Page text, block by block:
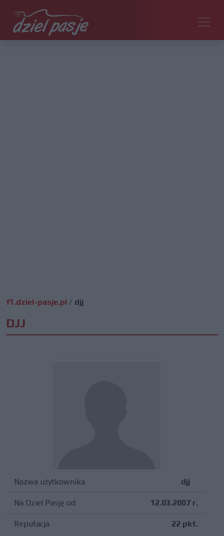
f1.dziel-pasje.pl / djj
DJJ
Nazwa użytkownika djj
Na Dziel Pasję od 12.03.2007 r.
Reputacja 22 pkt.